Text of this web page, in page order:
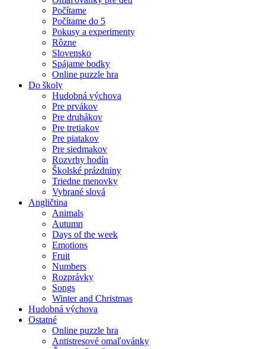
Počítame
Počítame do 5
Pokusy a experimenty
Rôzne
Slovensko
Spájame bodky
Online puzzle hra
Do školy
Hudobná výchova
Pre prvákov
Pre druhákov
Pre tretiakov
Pre piatakov
Pre siedmakov
Rozvrhy hodín
Školské prázdniny
Triedne menovky
Vybrané slová
Angličtina
Animals
Autumn
Days of the week
Emotions
Fruit
Numbers
Rozprávky
Songs
Winter and Christmas
Hudobná výchova
Ostatné
Online puzzle hra
Antistresové omaľovánky